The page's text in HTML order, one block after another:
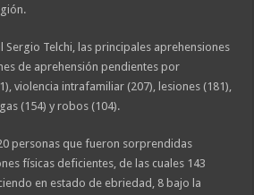
Sergio Telchi, las principales aprehensiones
de aprehensión pendientes por
violencia intrafamiliar (207), lesiones (181),
(154) y robos (104).
personas que fueron sorprendidas
físicas deficientes, de las cuales 143
en estado de ebriedad, 8 bajo la